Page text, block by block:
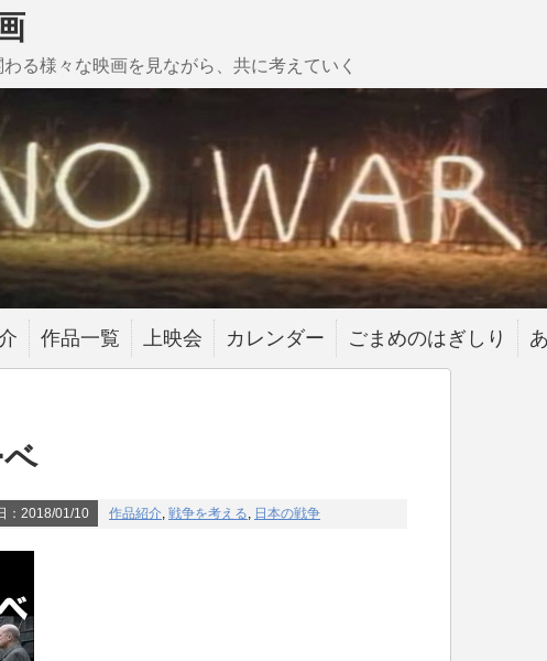
る様々な映画を見ながら、共に考えていく
作品一覧 上映会 カレンダー ごまめのはぎしり
：2018/01/10 作品紹介, 戦争を考える, 日本の戦争